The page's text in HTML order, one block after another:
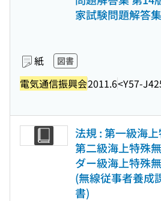
家試験問題解答
紙 図書
電気通信振興会2011.6<Y57-
法規 : 第一級海
第二級海上特殊
ダー級海上特殊
(無線従事者養成
書)